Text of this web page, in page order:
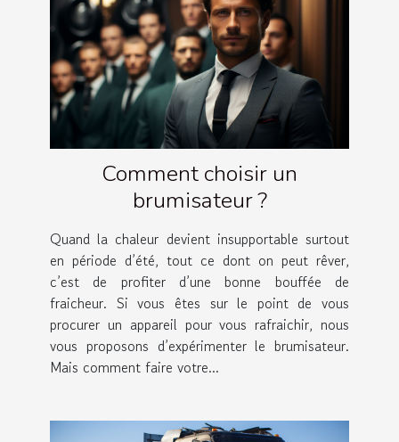
Comment choisir un
brumisateur ?
Quand la chaleur devient insupportable surtout
en période d’été, tout ce dont on peut rêver,
c’est de profiter d’une bonne bouffée de
fraicheur. Si vous êtes sur le point de vous
procurer un appareil pour vous rafraichir, nous
vous proposons d’expérimenter le brumisateur.
Mais comment faire votre...